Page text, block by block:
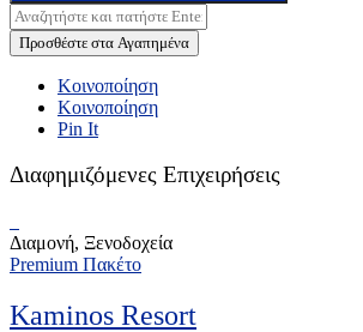
Προσθέστε στα Αγαπημένα
Κοινοποίηση
Κοινοποίηση
Pin It
Διαφημιζόμενες Επιχειρήσεις
Διαμονή, Ξενοδοχεία
Premium Πακέτο
Kaminos Resort